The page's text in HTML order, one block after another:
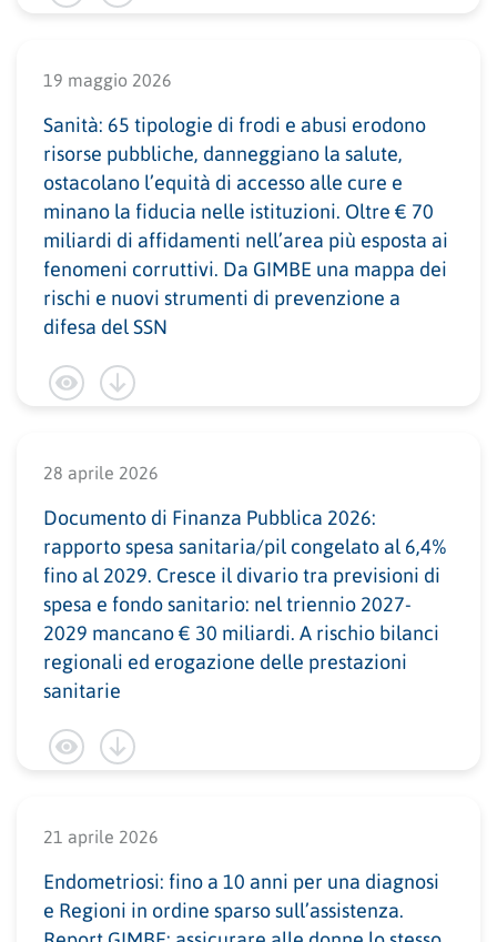
19 maggio 2026
Sanità: 65 tipologie di frodi e abusi erodono
risorse pubbliche, danneggiano la salute,
ostacolano l’equità di accesso alle cure e
minano la fiducia nelle istituzioni. Oltre € 70
miliardi di affidamenti nell’area più esposta ai
fenomeni corruttivi. Da GIMBE una mappa dei
rischi e nuovi strumenti di prevenzione a
difesa del SSN
28 aprile 2026
Documento di Finanza Pubblica 2026:
rapporto spesa sanitaria/pil congelato al 6,4%
fino al 2029. Cresce il divario tra previsioni di
spesa e fondo sanitario: nel triennio 2027-
2029 mancano € 30 miliardi. A rischio bilanci
regionali ed erogazione delle prestazioni
sanitarie
21 aprile 2026
Endometriosi: fino a 10 anni per una diagnosi
e Regioni in ordine sparso sull’assistenza.